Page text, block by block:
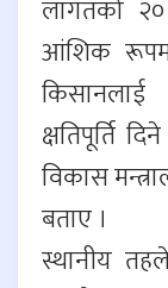
लागतको २०
आंशिक
क्षतिपूर्ति
विकास
बताए ।
स्थानीय